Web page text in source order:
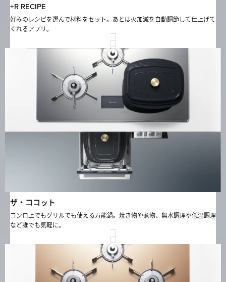
+R RECIPE
好みのレシピを選んで材料をセット。あとは火加減を自動調節して仕上げて
くれるアプリ。
ザ・ココット
コンロ上でもグリルでも使える万能鍋。焼き物や煮物、無水調理や低温調理
など誰でも気軽に。